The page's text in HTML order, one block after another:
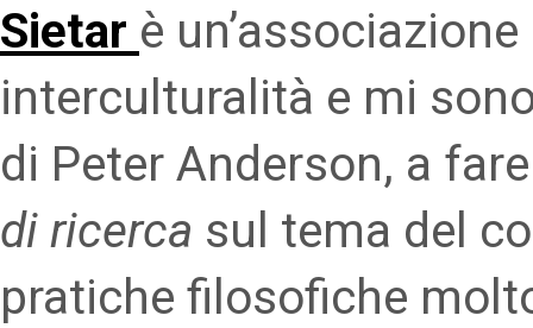
Sietar è
interculturalità e mi
di Peter Anderson, a
di ricerca sul tema del
pratiche filosofiche